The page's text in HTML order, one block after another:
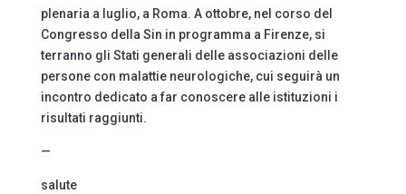
plenaria a luglio, a Roma. A ottobre, nel corso del
Congresso della Sin in programma a Firenze, si
terranno gli Stati generali delle associazioni delle
persone con malattie neurologiche, cui seguirà un
incontro dedicato a far conoscere alle istituzioni i
risultati raggiunti.
—
salute